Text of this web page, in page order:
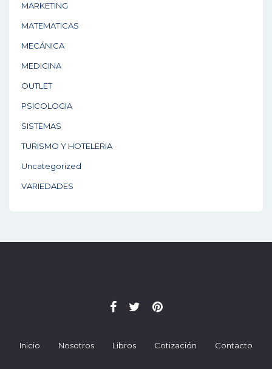
MARKETING
MATEMATICAS
MECÁNICA
MEDICINA
OUTLET
PSICOLOGIA
SISTEMAS
TURISMO Y HOTELERIA
Uncategorized
VARIEDADES
Inicio Nosotros Libros Cotización Contacto